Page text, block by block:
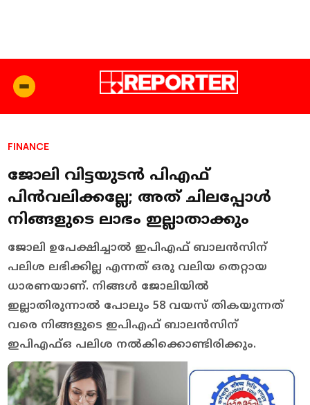
FINANCE
ജോലി വിട്ടയുടന്‍ പിഎഫ്
പിന്‍വലിക്കല്ലേ; അത് ചിലപ്പോള്‍
നിങ്ങളുടെ ലാഭം ഇല്ലാതാക്കും
ജോലി ഉപേക്ഷിച്ചാല്‍ ഇപിഎഫ് ബാലന്‍സിന്
പലിശ ലഭിക്കില്ല എന്നത് ഒരു വലിയ തെറ്റായ
ധാരണയാണ്. നിങ്ങള്‍ ജോലിയില്‍
ഇല്ലാതിരുന്നാല്‍ പോലും 58 വയസ് തികയുന്നത്
വരെ നിങ്ങളുടെ ഇപിഎഫ് ബാലന്‍സിന്
ഇപിഎഫ്ഒ പലിശ നല്‍കിക്കൊണ്ടിരിക്കും.